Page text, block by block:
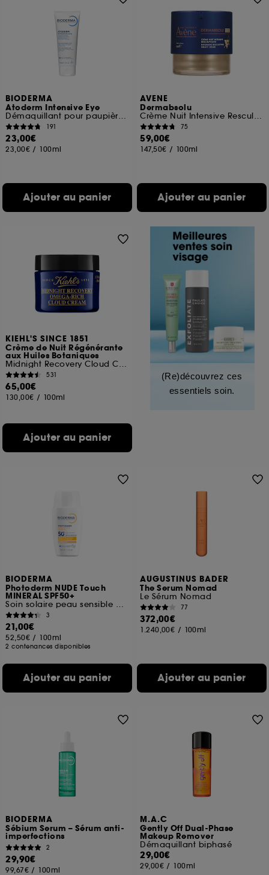
BIODERMA
Atoderm Intensive Eye
Démaquillant pour paupières irritées 3en1
191
23,00€
23,00€ / 100ml
Ajouter au panier
AVENE
Dermabsolu
Crème Nuit Intensive Resculptante
75
59,00€
147,50€ / 100ml
Ajouter au panier
KIEHL'S SINCE 1851
Crème de Nuit Régénérante
aux Huiles Botaniques
Midnight Recovery Cloud Cream
531
65,00€
130,00€ / 100ml
Ajouter au panier
(Re)découvrez ces
essentiels soin.
BIODERMA
Photoderm NUDE Touch
MINERAL SPF50+
Soin solaire peau sensible mixte/grasse
3
21,00€
52,50€ / 100ml
2 contenances disponibles
Ajouter au panier
AUGUSTINUS BADER
The Serum Nomad
Le Sérum Nomad
77
372,00€
1.240,00€ / 100ml
Ajouter au panier
BIODERMA
Sébium Serum – Sérum anti-
imperfections
2
29,90€
99,67€ / 100ml
M.A.C
Gently Off Dual-Phase
Makeup Remover
Démaquillant biphasé
29,00€
29,00€ / 100ml